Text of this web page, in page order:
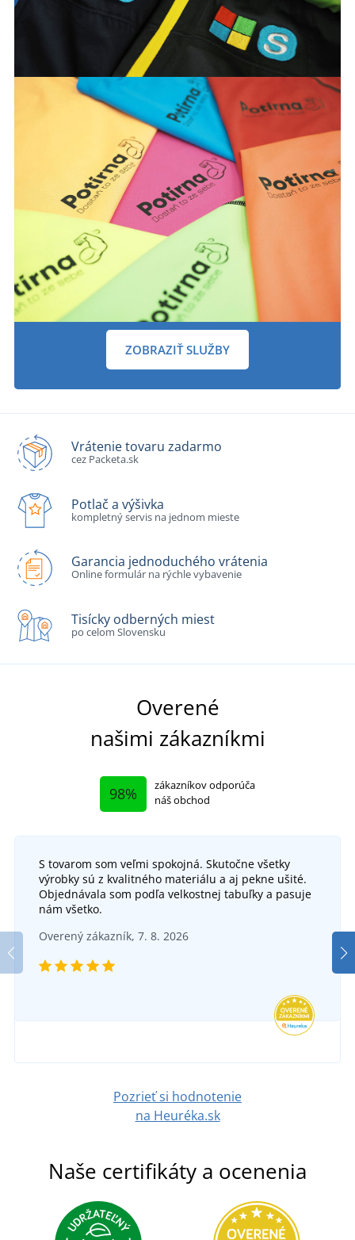
ZOBRAZIŤ SLUŽBY
Vrátenie tovaru zadarmo
cez Packeta.sk
Potlač a výšivka
kompletný servis na jednom mieste
Garancia jednoduchého vrátenia
Online formulár na rýchle vybavenie
Tisícky odberných miest
po celom Slovensku
Overené
našimi zákazníkmi
98%
zákazníkov odporúča
náš obchod
S tovarom som veľmi spokojná. Skutočne všetky
výrobky sú z kvalitného materiálu a aj pekne ušité.
Objednávala som podľa velkostnej tabuľky a pasuje
nám všetko.
Overený zákazník, 7. 8. 2026
Pozrieť si hodnotenie
na Heuréka.sk
Naše certifikáty a ocenenia